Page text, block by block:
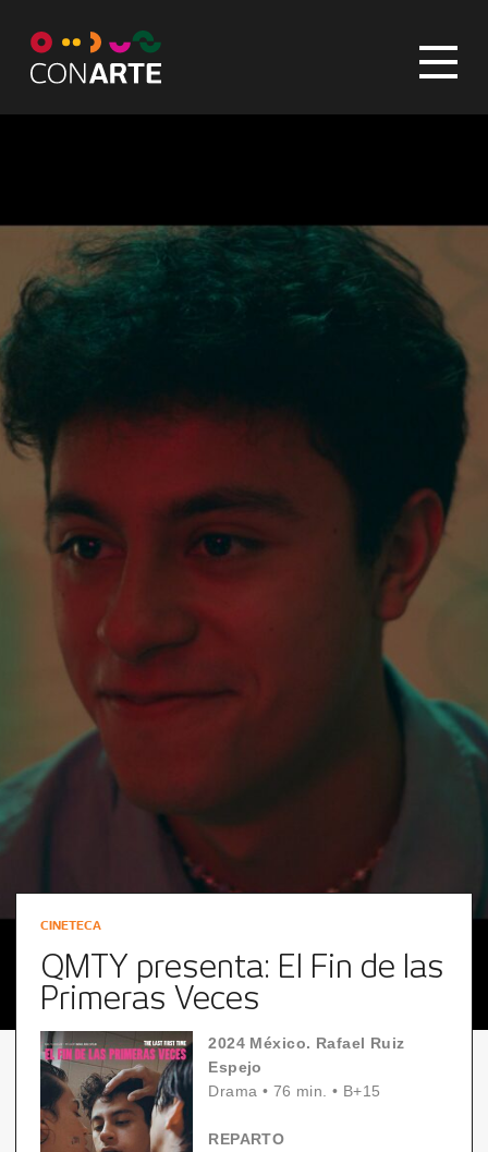
CINETECA
QMTY presenta: El Fin de las
Primeras Veces
2024 México. Rafael Ruiz
Espejo
Drama • 76 min.• B+15
REPARTO